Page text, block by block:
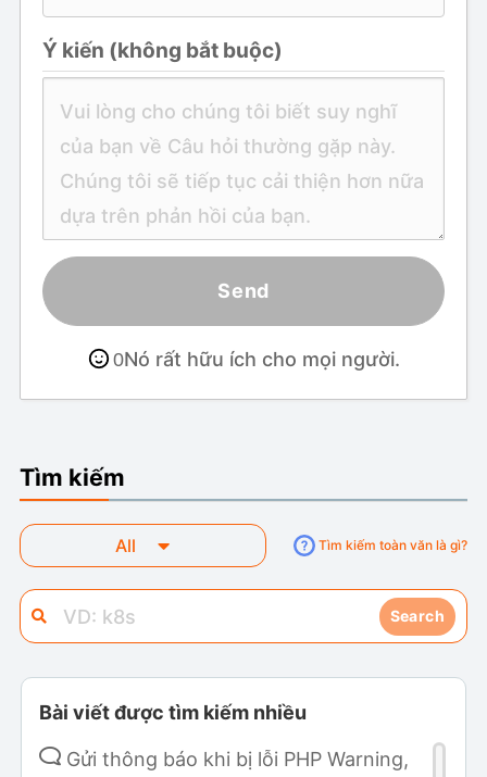
Ý kiến ​​(không bắt buộc)
Send
0Nó rất hữu ích cho mọi người.
Tìm kiếm
All
Search
Tìm kiếm toàn văn là gì?
Bài viết được tìm kiếm nhiều
Gửi thông báo khi bị lỗi PHP Warning,